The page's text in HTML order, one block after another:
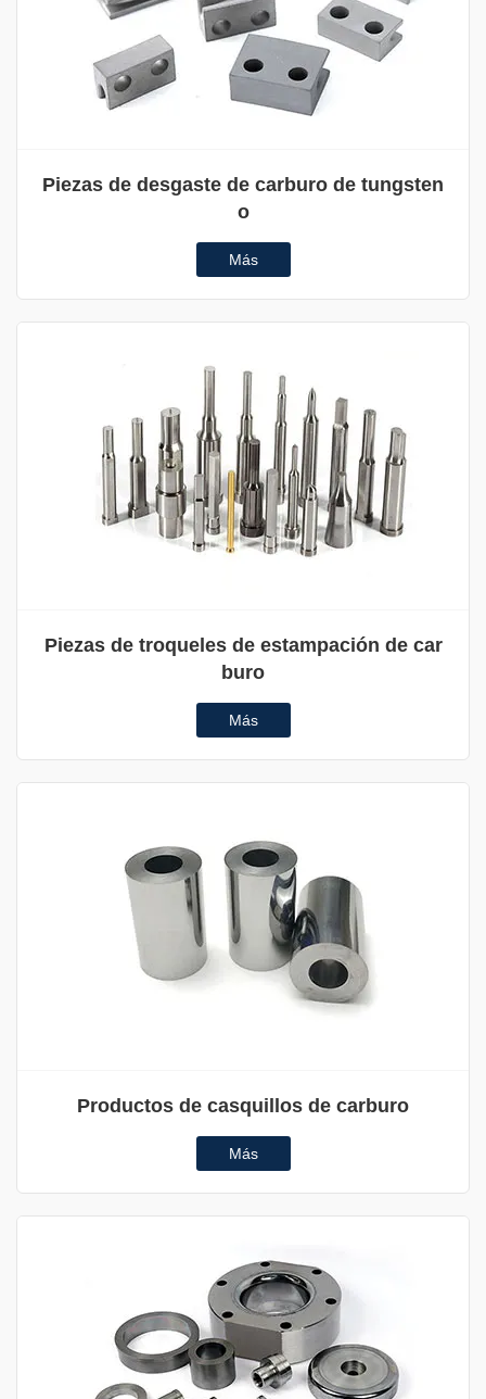
Piezas de desgaste de carburo de tungsten
o
Más
Piezas de troqueles de estampación de car
buro
Más
Productos de casquillos de carburo
Más